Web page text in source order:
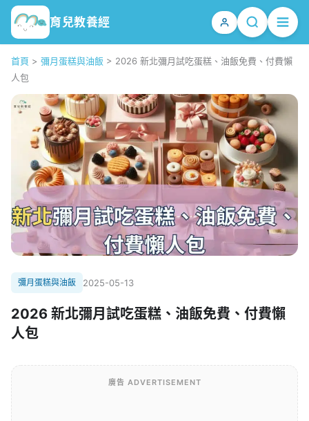
育兒教養經
首頁 > 彌月蛋糕與油飯 > 2026 新北彌月試吃蛋糕、油飯免費、付費懶
人包
彌月蛋糕與油飯 2025-05-13
2026 新北彌月試吃蛋糕、油飯免費、付費懶
人包
廣告 ADVERTISEMENT